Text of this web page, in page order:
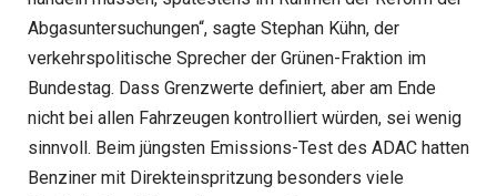
Abgasuntersuchungen“, sagte Stephan Kühn, der
verkehrspolitische Sprecher der Grünen-Fraktion im
Bundestag. Dass Grenzwerte definiert, aber am Ende
nicht bei allen Fahrzeugen kontrolliert würden, sei wenig
sinnvoll. Beim jüngsten Emissions-Test des ADAC hatten
Benziner mit Direkteinspritzung besonders viele